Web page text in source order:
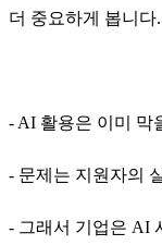
더 중요하게 봅니다.
- AI 활용은 이미 막
- 문제는 지원자의
- 그래서 기업은 AI